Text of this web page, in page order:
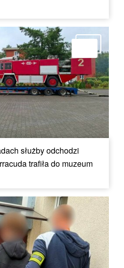
służby odchodzi
trafiła do muzeum